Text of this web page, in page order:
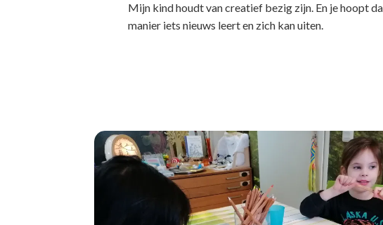
Mijn kind houdt van creatief bezig zijn. En je hoopt
manier iets nieuws leert en zich kan uiten.